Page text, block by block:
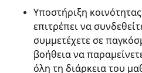
Υποστήριξη
επιτρέπει να
συμμετέχετε σε
βοήθεια να
όλη τη διάρκεια του